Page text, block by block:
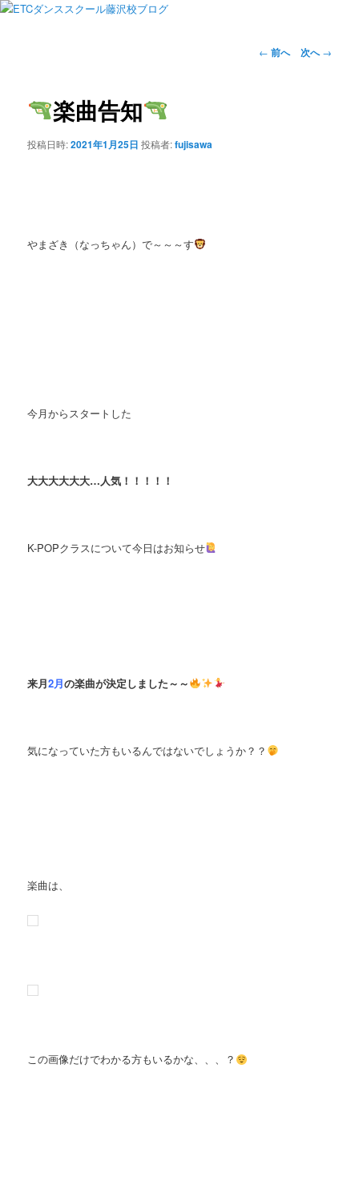
投
← 前へ 次へ→
楽曲告知
投稿日時:2021年1月25日 投稿者:fujisawa
やまざき（なっちゃん）で～～～す
今月からスタートした
大大大大大大…人気！！！！！
K-POPクラスについて今日はお知らせ
来月2月の楽曲が決定しました～～
気になっていた方もいるんではないでしょうか？？
楽曲は、
この画像だけでわかる方もいるかな、、、？